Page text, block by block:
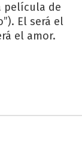
película de
El será el
el amor.